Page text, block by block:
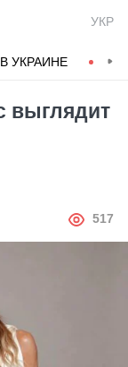
УКР
УКРАИНЕ
выглядит
АВТОР
517